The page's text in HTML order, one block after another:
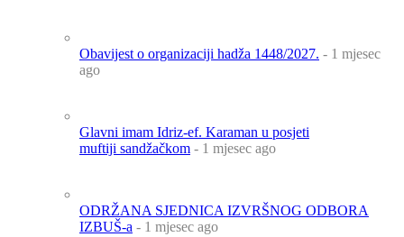
Obavijest o organizaciji hadža 1448/2027. - 1 mjesec
ago
Glavni imam Idriz-ef. Karaman u posjeti
muftiji sandžačkom - 1 mjesec ago
ODRŽANA SJEDNICA IZVRŠNOG ODBORA
IZBUŠ-a - 1 mjesec ago